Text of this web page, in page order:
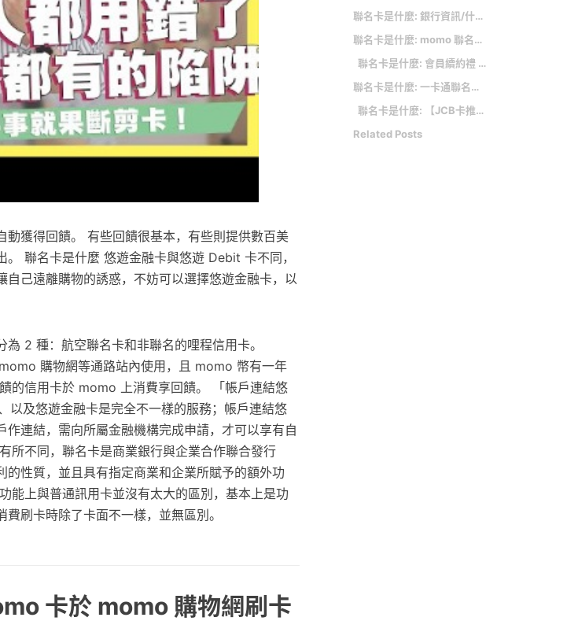
獲得回饋。 有些回饋很基本，有些則提供數百美
聯名卡是什麼 悠遊金融卡與悠遊 Debit 卡不同，
己遠離購物的誘惑，不妨可以選擇悠遊金融卡，以
2 種：航空聯名卡和非聯名的哩程信用卡。
購物網等通路站內使用，且 momo 幣有一年
的信用卡於 momo 上消費享回饋。 「帳戶連結悠
及悠遊金融卡是完全不一樣的服務；帳戶連結悠
連結，需向所屬金融機構完成申請，才可以享有自
所不同，聯名卡是商業銀行與企業合作聯合發行
性質，並且具有指定商業和企業所賦予的額外功
能上與普通訊用卡並沒有太大的區別，基本上是功
刷卡時除了卡面不一樣，並無區別。
卡於 momo 購物網刷卡
聯名卡是什麼: 銀行資訊/什麼是聯名卡
聯名卡是什麼: momo 聯名卡額外優惠：
聯名卡是什麼: 會員續約禮 500 元好多金
聯名卡是什麼: 一卡通聯名卡自動加值回饋推薦
聯名卡是什麼: 【JCB卡推薦】2023 JCB悠遊信用卡推薦，最高10%回饋｜信用卡 JCB 現金回饋
Related Posts